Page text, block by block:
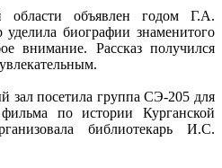
объявлен годом Г.А.
биографии знаменитого
внимание. Рассказ получился
зал посетила группа СЭ-205 для
по истории Курганской
библиотекарь И.С.